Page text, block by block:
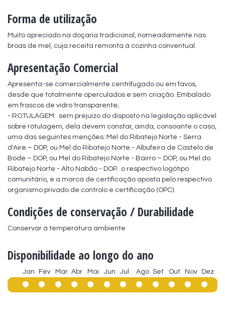
Forma de utilização
Muito apreciado na doçaria tradicional, nomeadamente nas
broas de mel, cuja receita remonta à cozinha conventual.
Apresentação Comercial
Apresenta-se comercialmente centrifugado ou em favos,
desde que totalmente operculados e sem criação. Embalado
em frascos de vidro transparente;
- ROTULAGEM:  sem prejuízo do disposto na legislação aplicável
sobre rotulagem, dela devem constar, ainda, consoante o caso,
uma das seguintes menções: Mel do Ribatejo Norte - Serra
d'Aire – DOP, ou Mel do Ribatejo Norte - Albufeira de Castelo de
Bode – DOP, ou Mel do Ribatejo Norte - Bairro – DOP, ou Mel do
Ribatejo Norte - Alto Nabão - DOP.  o respectivo logótipo
comunitário, e a marca de certificação aposta pelo respectivo
organismo privado de controlo e certificação (OPC).
Condições de conservação / Durabilidade
Conservar à temperatura ambiente
Disponibilidade ao longo do ano
Jan Fev Mar Abr Mai Jun Jul Ago Set Out Nov Dez